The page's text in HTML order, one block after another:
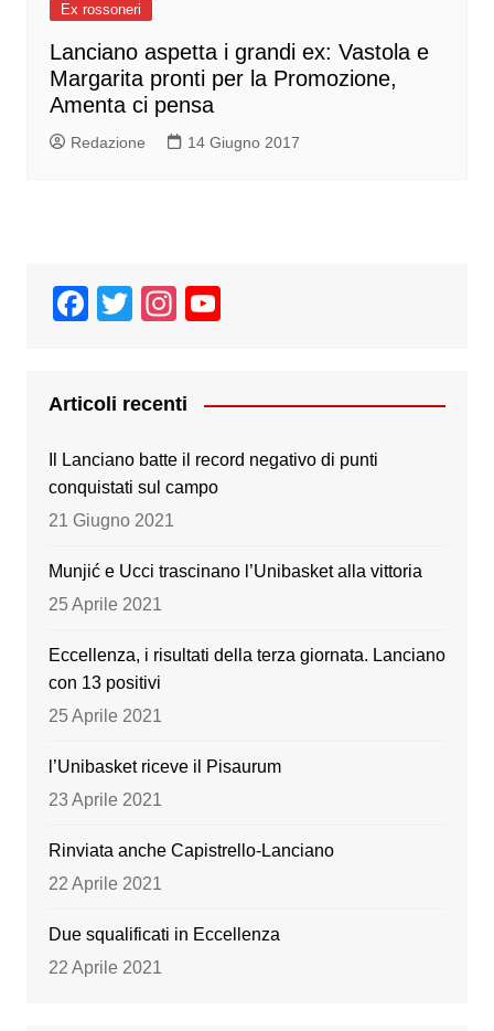
Ex rossoneri
Lanciano aspetta i grandi ex: Vastola e
Margarita pronti per la Promozione,
Amenta ci pensa
Redazione 14 Giugno 2017
F
e
b
o
o
T
er
In
gr
a
m
T
u
Articoli recenti
Il Lanciano batte il record negativo di punti
conquistati sul campo
21 Giugno 2021
Munjić e Ucci trascinano l’Unibasket alla vittoria
25 Aprile 2021
Eccellenza, i risultati della terza giornata. Lanciano
con 13 positivi
25 Aprile 2021
l’Unibasket riceve il Pisaurum
23 Aprile 2021
Rinviata anche Capistrello-Lanciano
22 Aprile 2021
Due squalificati in Eccellenza
22 Aprile 2021